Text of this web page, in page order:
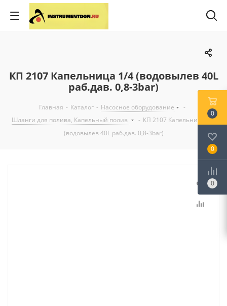
КП 2107 Капельница 1/4 (водовылев 40L
раб.дав. 0,8-3bar)
Главная - Каталог - Насосное оборудование
-
Шланги для полива, Капельный полив
- КП 2107 Капельница 1/4
(водовылев 40L раб.дав. 0,8-3bar)
0
0
0